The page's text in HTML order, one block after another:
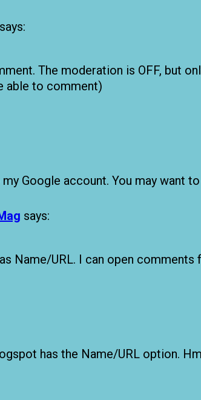
says:
The moderation is OFF, but
able to comment)
my Google account. You may
says:
Name/URL. I can open
has the Name/URL option.